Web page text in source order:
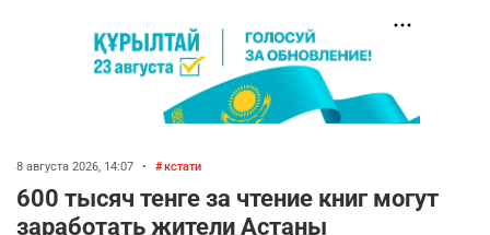
8 августа 2026, 14:07 • кстати
600 тысяч тенге за чтение книг могут
заработать жители Астаны